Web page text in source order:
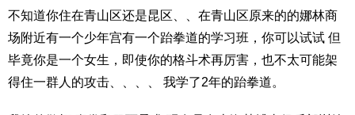
不知道你住在青山区还是昆区、、在青山区原来的的娜林商
场附近有一个少年宫有一个跆拳道的学习班，你可以试试 但
毕竟你是一个女生，即使你的格斗术再厉害，也不太可能架
得住一群人的攻击、、、、 我学了2年的跆拳道。